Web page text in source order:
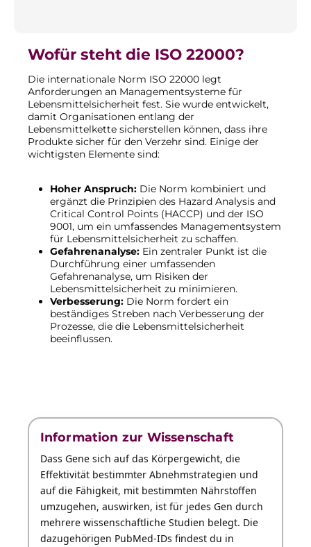
Wofür steht die ISO 22000?
Die internationale Norm ISO 22000 legt
Anforderungen an Managementsysteme für
Lebensmittelsicherheit fest. Sie wurde entwickelt,
damit Organisationen entlang der
Lebensmittelkette sicherstellen können, dass ihre
Produkte sicher für den Verzehr sind. Einige der
wichtigsten Elemente sind:
Hoher Anspruch: Die Norm kombiniert und
ergänzt die Prinzipien des Hazard Analysis and
Critical Control Points (HACCP) und der ISO
9001, um ein umfassendes Managementsystem
für Lebensmittelsicherheit zu schaffen.
Gefahrenanalyse: Ein zentraler Punkt ist die
Durchführung einer umfassenden
Gefahrenanalyse, um Risiken der
Lebensmittelsicherheit zu minimieren.
Verbesserung: Die Norm fordert ein
beständiges Streben nach Verbesserung der
Prozesse, die die Lebensmittelsicherheit
beeinflussen.
Information zur Wissenschaft
Dass Gene sich auf das Körpergewicht, die
Effektivität bestimmter Abnehmstrategien und
auf die Fähigkeit, mit bestimmten Nährstoffen
umzugehen, auswirken, ist für jedes Gen durch
mehrere wissenschaftliche Studien belegt. Die
dazugehörigen PubMed-IDs findest du in